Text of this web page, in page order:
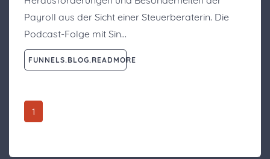
Payroll aus der Sicht einer Steuerberaterin. Die
Podcast-Folge mit Sin…
FUNNELS.BLOG.READMORE
1